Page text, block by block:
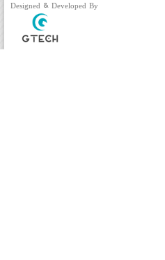
Designed & Developed By